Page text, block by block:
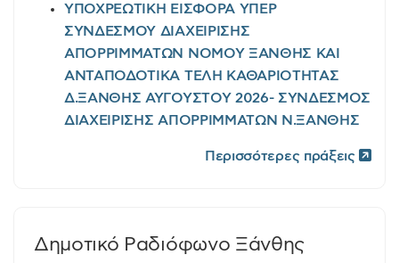
ΥΠΟΧΡΕΩΤΙΚΗ ΕΙΣΦΟΡΑ ΥΠΕΡ
ΣΥΝΔΕΣΜΟΥ ΔΙΑΧΕΙΡΙΣΗΣ
ΑΠΟΡΡΙΜΜΑΤΩΝ ΝΟΜΟΥ ΞΑΝΘΗΣ ΚΑΙ
ΑΝΤΑΠΟΔΟΤΙΚΑ ΤΕΛΗ ΚΑΘΑΡΙΟΤΗΤΑΣ
Δ.ΞΑΝΘΗΣ ΑΥΓΟΥΣΤΟΥ 2026- ΣΥΝΔΕΣΜΟΣ
ΔΙΑΧΕΙΡΙΣΗΣ ΑΠΟΡΡΙΜΜΑΤΩΝ Ν.ΞΑΝΘΗΣ
Περισσότερες πράξεις
Δημοτικό Ραδιόφωνο Ξάνθης